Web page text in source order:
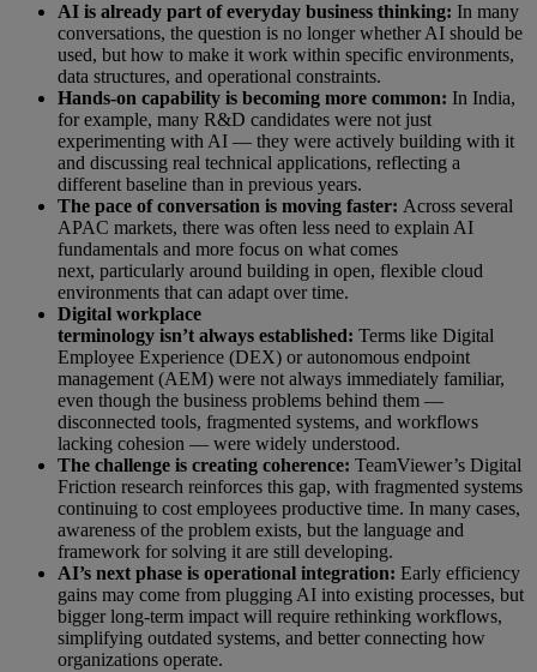
AI is already part of everyday business thinking: In many
conversations, the question is no longer whether AI should be
used, but how to make it work within specific environments,
data structures, and operational constraints.
Hands-on capability is becoming more common: In India,
for example, many R&D candidates were not just
experimenting with AI — they were actively building with it
and discussing real technical applications, reflecting a
different baseline than in previous years.
The pace of conversation is moving faster: Across several
APAC markets, there was often less need to explain AI
fundamentals and more focus on what comes
next, particularly around building in open, flexible cloud
environments that can adapt over time.
Digital workplace
terminology isn’t always established: Terms like Digital
Employee Experience (DEX) or autonomous endpoint
management (AEM) were not always immediately familiar,
even though the business problems behind them —
disconnected tools, fragmented systems, and workflows
lacking cohesion — were widely understood.
The challenge is creating coherence: TeamViewer’s Digital
Friction research reinforces this gap, with fragmented systems
continuing to cost employees productive time. In many cases,
awareness of the problem exists, but the language and
framework for solving it are still developing.
AI’s next phase is operational integration: Early efficiency
gains may come from plugging AI into existing processes, but
bigger long-term impact will require rethinking workflows,
simplifying outdated systems, and better connecting how
organizations operate.